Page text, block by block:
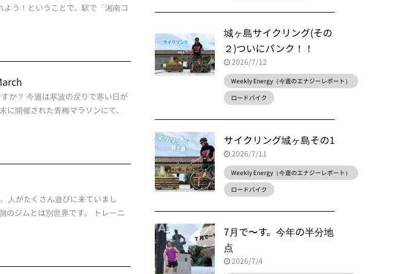
う！ということで、駅で「湘南コ
か？ 今週は寒波の戻りで寒い日が
開催された青梅マラソンにて、
人がたくさん遊びに来ていまし
のジムとは別世界です。 トレーニ
城ヶ島サイクリング(その
２)ついにパンク！！
2026/7/12
Weekly Energy（今週のエナジーレポート）
ロードバイク
サイクリング城ヶ島その1
2026/7/11
Weekly Energy（今週のエナジーレポート）
ロードバイク
7月で〜す。今年の半分地
点
2026/7/4